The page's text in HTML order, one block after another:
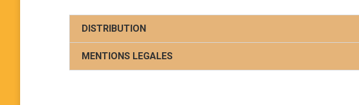
DISTRIBUTION
MENTIONS LEGALES